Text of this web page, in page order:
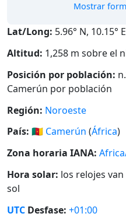
Mostrar
Lat/Long: 5.96° N, 10.15° E
Altitud: 1,258 m sobre el
Posición por población:
Camerún por población
Región: Noroeste
País: 🇨🇲 Camerún (África)
Zona horaria IANA:
Hora solar: los relojes
sol
UTC Desfase: +01:00